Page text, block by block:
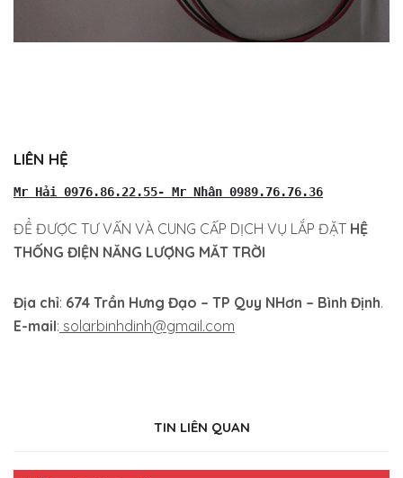
LIÊN HỆ
Mr Hải 0976.86.22.55- Mr Nhân 0989.76.76.36
ĐỂ ĐƯỢC TƯ VẤN VÀ CUNG CẤP DỊCH VỤ LẮP ĐẶT HỆ
THỐNG ĐIỆN NĂNG LƯỢNG MĂT TRỜI
Địa chỉ: 674 Trần Hưng Đạo – TP Quy NHơn – Bình Định.
E-mail: solarbinhdinh@gmail.com
TIN LIÊN QUAN